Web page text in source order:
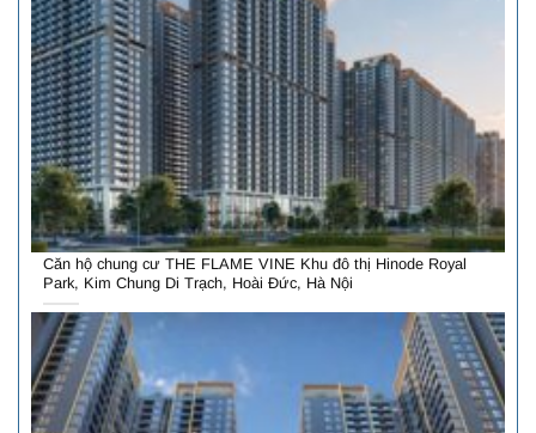
Căn hộ chung cư THE FLAME VINE Khu đô thị Hinode Royal
Park, Kim Chung Di Trạch, Hoài Đức, Hà Nội